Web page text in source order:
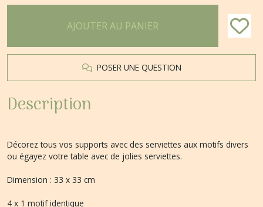
AJOUTER AU PANIER
POSER UNE QUESTION
Description
Décorez tous vos supports avec des serviettes aux motifs divers
ou égayez votre table avec de jolies serviettes.
Dimension : 33 x 33 cm
4 x 1 motif identique